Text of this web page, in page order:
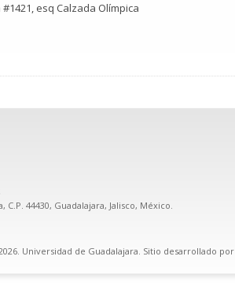
esq Calzada Olímpica
44430, Guadalajara, Jalisco, México.
Universidad de Guadalajara. Sitio desarrollado por